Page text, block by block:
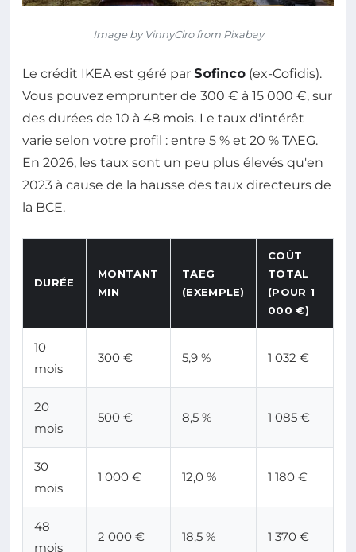
Image by VinnyCiro from Pixabay
Le crédit IKEA est géré par Sofinco (ex-Cofidis).
Vous pouvez emprunter de 300 € à 15 000 €, sur
des durées de 10 à 48 mois. Le taux d'intérêt
varie selon votre profil : entre 5 % et 20 % TAEG.
En 2026, les taux sont un peu plus élevés qu'en
2023 à cause de la hausse des taux directeurs de
la BCE.
DURÉE
MONTANT
MIN
TAEG
(EXEMPLE)
COÛT
TOTAL
(POUR 1
000 €)
10
mois
300 € 5,9 % 1 032 €
20
mois
500 € 8,5 % 1 085 €
30
mois
1 000 € 12,0 % 1 180 €
48
mois
2 000 € 18,5 % 1 370 €